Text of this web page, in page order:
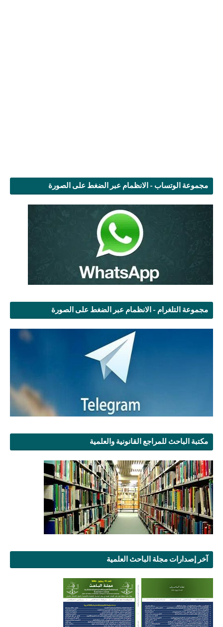
مجموعة الوتساب - الانظمام عبر الضغط على الصورة
مجموعة التلغرام - الانظمام عبر الضغط على الصورة
مكتبة الباحث للمراجع القانونية والعلمية
آخر إصدارات مجلة الباحث العلمية